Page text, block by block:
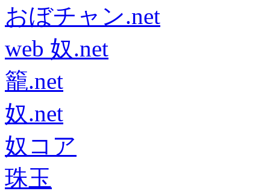
おぼチャン.net
web 奴.net
籠.net
奴.net
奴コア
珠玉